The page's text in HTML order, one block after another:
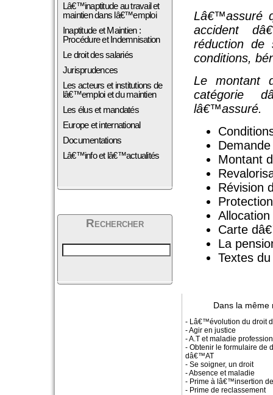
Lâ€™inaptitude au travail et
maintien dans lâ€™emploi
Inaptitude et Maintien :
Procédure et Indemnisation
Le droit des salariés
Jurisprudences
Les acteurs et institutions de
lâ€™emploi et du maintien
Les élus et mandatés
Europe et international
Documentations
Lâ€™info et lâ€™actualités
Rechercher
Lâ€™assuré
accident
réduction de
conditions,
Le montant
catégorie
lâ€™assuré.
Montant
Révision
Carte
La
Textes
Dans la même
- Lâ€™évolution du droit
- Agir en justice
- A.T et maladie
- Obtenir le formulaire de
dâ€™AT
- Se soigner, un droit
- Absence et maladie
- Prime à lâ€™insertion
- Prime de reclassement